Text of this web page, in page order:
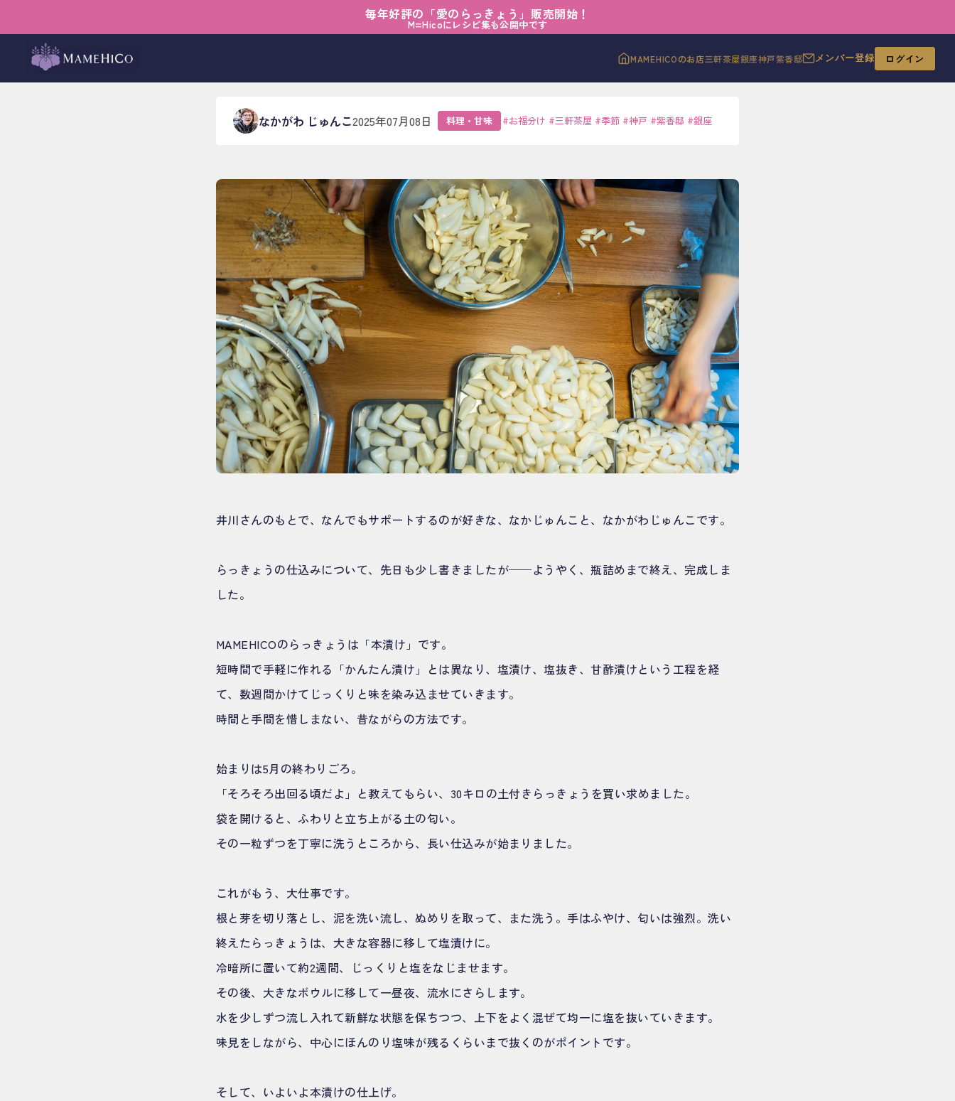
毎年好評の「愛のらっきょう」販売開始！
M=Hicoにレシピ集も公開中です
MAMEHICOのお店三軒茶屋銀座神戸紫香邸 メンバー登録 ログイン
懐かしさの瓶づめ
懐かしさの瓶づめ
なかがわ じゅんこ2025年07月08日 料理・甘味 #お福分け #三軒茶屋 #季節 #神戸 #紫香邸 #銀座
井川さんのもとで、なんでもサポートするのが好きな、なかじゅんこと、なかがわじゅんこです。
らっきょうの仕込みについて、先日も少し書きましたが──ようやく、瓶詰めまで終え、完成しま
した。
MAMEHICOのらっきょうは「本漬け」です。
短時間で手軽に作れる「かんたん漬け」とは異なり、塩漬け、塩抜き、甘酢漬けという工程を経
て、数週間かけてじっくりと味を染み込ませていきます。
時間と手間を惜しまない、昔ながらの方法です。
始まりは5月の終わりごろ。
「そろそろ出回る頃だよ」と教えてもらい、30キロの土付きらっきょうを買い求めました。
袋を開けると、ふわりと立ち上がる土の匂い。
その一粒ずつを丁寧に洗うところから、長い仕込みが始まりました。
これがもう、大仕事です。
根と芽を切り落とし、泥を洗い流し、ぬめりを取って、また洗う。手はふやけ、匂いは強烈。洗い
終えたらっきょうは、大きな容器に移して塩漬けに。
冷暗所に置いて約2週間、じっくりと塩をなじませます。
その後、大きなボウルに移して一昼夜、流水にさらします。
水を少しずつ流し入れて新鮮な状態を保ちつつ、上下をよく混ぜて均一に塩を抜いていきます。
味見をしながら、中心にほんのり塩味が残るくらいまで抜くのがポイントです。
そして、いよいよ本漬けの仕上げ。